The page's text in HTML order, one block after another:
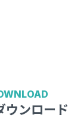
ウンロード